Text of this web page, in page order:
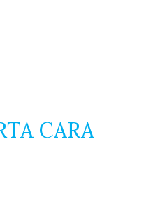
CARA